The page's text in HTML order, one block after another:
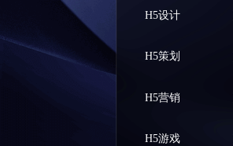
H5设计
H5策划
H5营销
H5游戏